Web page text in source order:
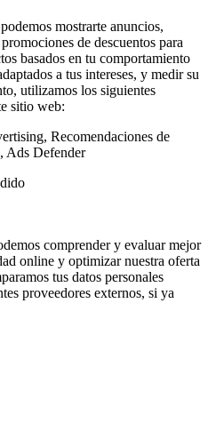
mostrarte anuncios,
de descuentos para
basados en tu comportamiento
a tus intereses, y medir su
utilizamos los siguientes
sitio web:
Recomendaciones de
Ads Defender
comprender y evaluar mejor
online y optimizar nuestra oferta
tus datos personales
proveedores externos, si ya